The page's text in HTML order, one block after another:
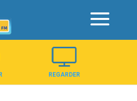
cookies
REGARDER